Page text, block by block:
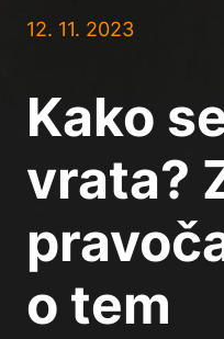
12. 11. 2023
Kako
vrata?
o tem